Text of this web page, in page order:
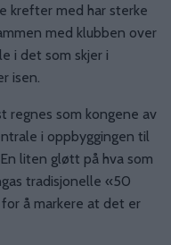
krefter med har sterke
med klubben over
i det som skjer i
isen.
regnes som kongene av
i oppbyggingen til
liten gløtt på hva som
tradisjonelle «50
å markere at det er